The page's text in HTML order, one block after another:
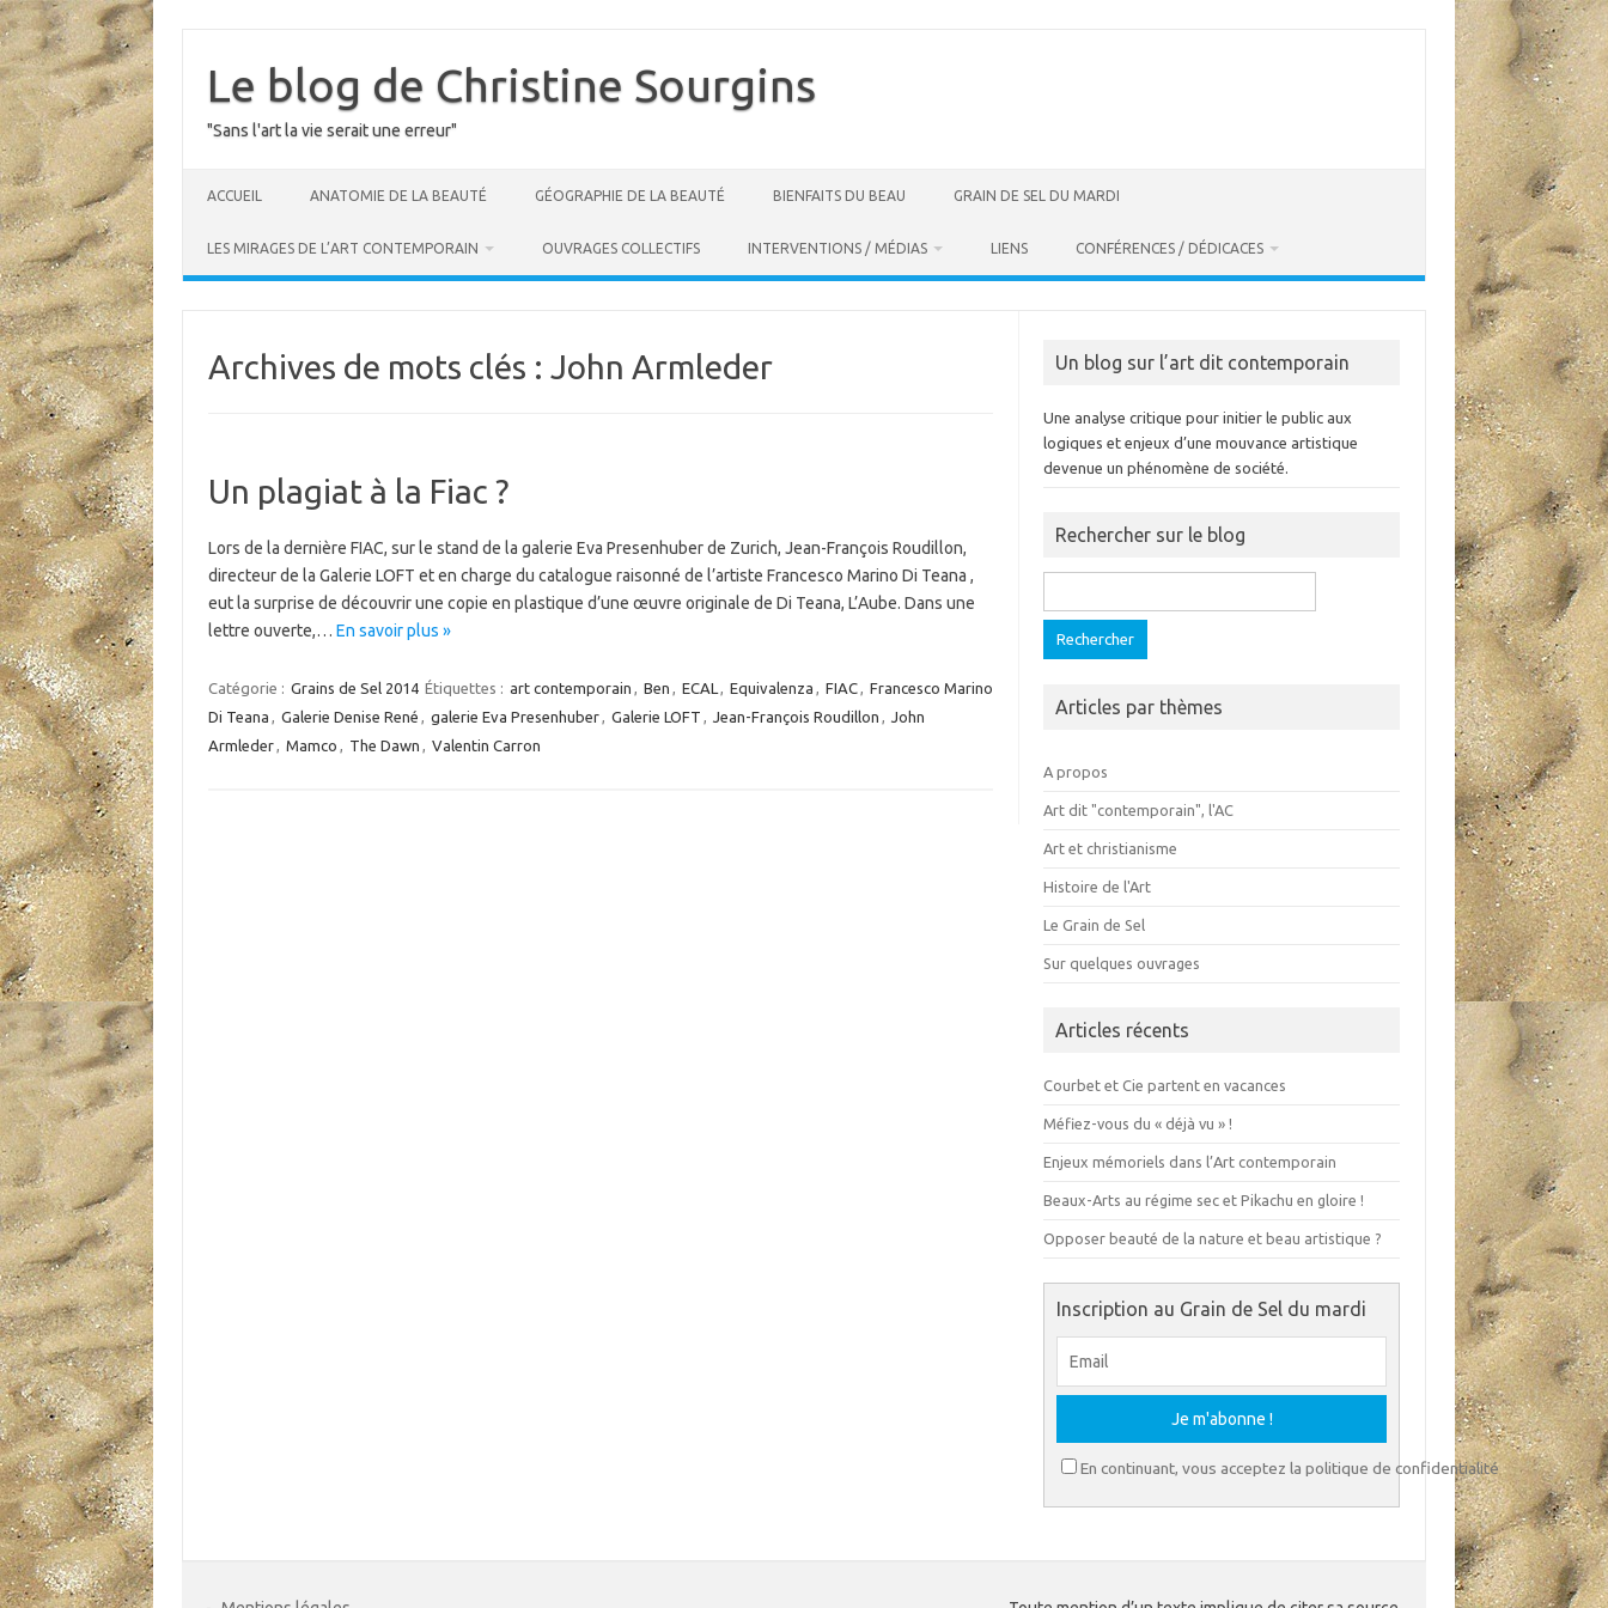
contentLe blog de Christine Sourgins
"Sans l'art la vie serait une erreur"
ACCUEIL ANATOMIE DE LA BEAUTÉ GÉOGRAPHIE DE LA BEAUTÉ BIENFAITS DU BEAU GRAIN DE SEL DU MARDI
LES MIRAGES DE L’ART CONTEMPORAIN OUVRAGES COLLECTIFS INTERVENTIONS / MÉDIAS LIENS CONFÉRENCES / DÉDICACES
Archives de mots clés : John Armleder
Un plagiat à la Fiac ?
Lors de la dernière FIAC, sur le stand de la galerie Eva Presenhuber de Zurich, Jean-François Roudillon,
directeur de la Galerie LOFT et en charge du catalogue raisonné de l’artiste Francesco Marino Di Teana ,
eut la surprise de découvrir une copie en plastique d’une œuvre originale de Di Teana, L’Aube. Dans une
lettre ouverte,… En savoir plus »
Catégorie : Grains de Sel 2014 Étiquettes : art contemporain , Ben , ECAL , Equivalenza , FIAC, Francesco Marino
Di Teana , Galerie Denise René , galerie Eva Presenhuber, Galerie LOFT , Jean-François Roudillon , John
Armleder, Mamco , The Dawn , Valentin Carron
Un blog sur l’art dit contemporain
Une analyse critique pour initier le public aux
logiques et enjeux d’une mouvance artistique
devenue un phénomène de société.
Rechercher sur le blog
Articles par thèmes
A propos
Art dit "contemporain", l'AC
Art et christianisme
Histoire de l'Art
Le Grain de Sel
Sur quelques ouvrages
Articles récents
Courbet et Cie partent en vacances
Méfiez-vous du « déjà vu » !
Enjeux mémoriels dans l’Art contemporain
Beaux-Arts au régime sec et Pikachu en gloire !
Opposer beauté de la nature et beau artistique ?
Inscription au Grain de Sel du mardi
En continuant, vous acceptez la politique de confidentialité